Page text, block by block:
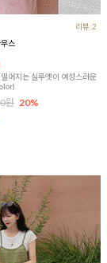
리뷰:2
스
어지는 실루엣이 여성스러운
원 20%